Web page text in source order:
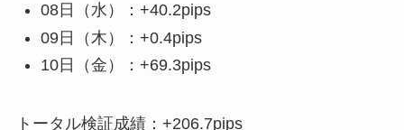
08日（水）：+40.2pips
09日（木）：+0.4pips
10日（金）：+69.3pips
トータル検証成績：+206.7pips